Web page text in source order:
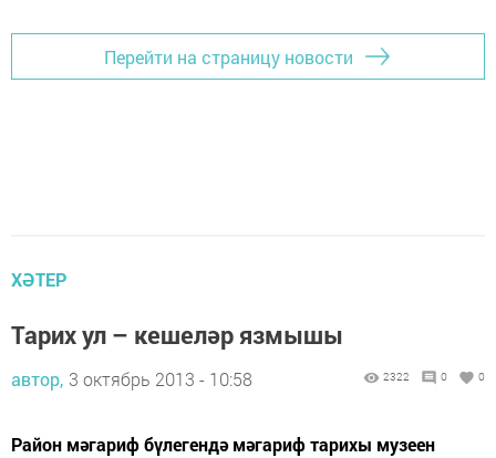
Перейти на страницу новости
ХӘТЕР
Тарих ул – кешеләр язмышы
автор, 3 октябрь 2013 - 10:58 2322 0 0
Район мәгариф бүлегендә мәгариф тарихы музеен